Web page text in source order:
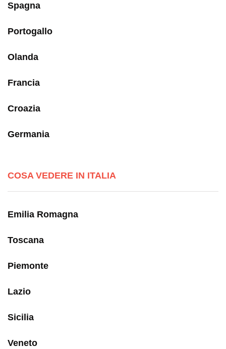
Spagna
Portogallo
Olanda
Francia
Croazia
Germania
COSA VEDERE IN ITALIA
Emilia Romagna
Toscana
Piemonte
Lazio
Sicilia
Veneto